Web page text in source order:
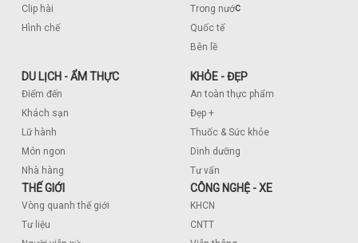
Clip hài
Hình chế
Trong nước
Quốc tế
Bên lề
DU LỊCH - ẨM THỰC
Điểm đến
Khách sạn
Lữ hành
Món ngon
Nhà hàng
KHỎE - ĐẸP
An toàn thực phẩm
Đẹp +
Thuốc & Sức khỏe
Dinh dưỡng
Tư vấn
THẾ GIỚI
Vòng quanh thế giới
Tư liệu
CÔNG NGHỆ - XE
KHCN
CNTT